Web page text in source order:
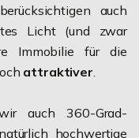
auch
Licht (und zwar
Immobilie für die
attraktiver.
auch 360-Grad-
hochwertige